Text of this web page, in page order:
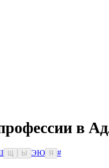
в
Ы ЭЮ Я
#